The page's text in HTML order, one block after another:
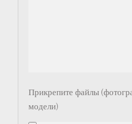
Прикрепите файлы
модели)